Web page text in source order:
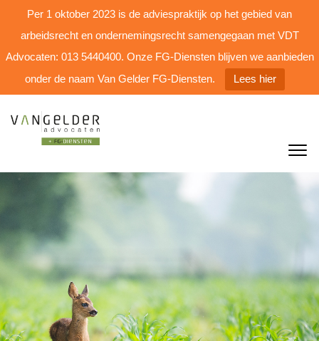
Per 1 oktober 2023 is de adviespraktijk op het gebied van
arbeidsrecht en ondernemingsrecht samengegaan met VDT
Advocaten: 013 5440400. Onze FG-Diensten blijven we aanbieden
onder de naam Van Gelder FG-Diensten.
Lees hier